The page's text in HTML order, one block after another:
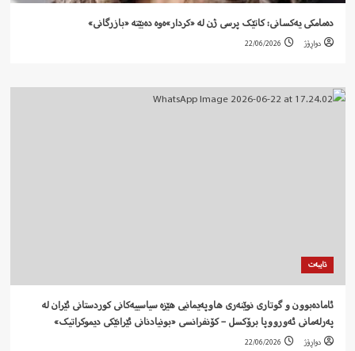
دەمامکی یەکسانی: کاتێک پرسی ژن لە «کردار»ەوە دەبێتە «بازرگانی»
دواڕۆژ 22/06/2026
تایبەت
ئامادەبوون و گوتاری نوێنەری هاوپەیمانیی هێزە سیاسییەکانی کوردستانی ئێران لە
پەرلەمانی ئەورووپا برۆکسل – کۆنفرانسی «بونیادنانی ئێرانێکی دیموکراتیک»
دواڕۆژ 22/06/2026